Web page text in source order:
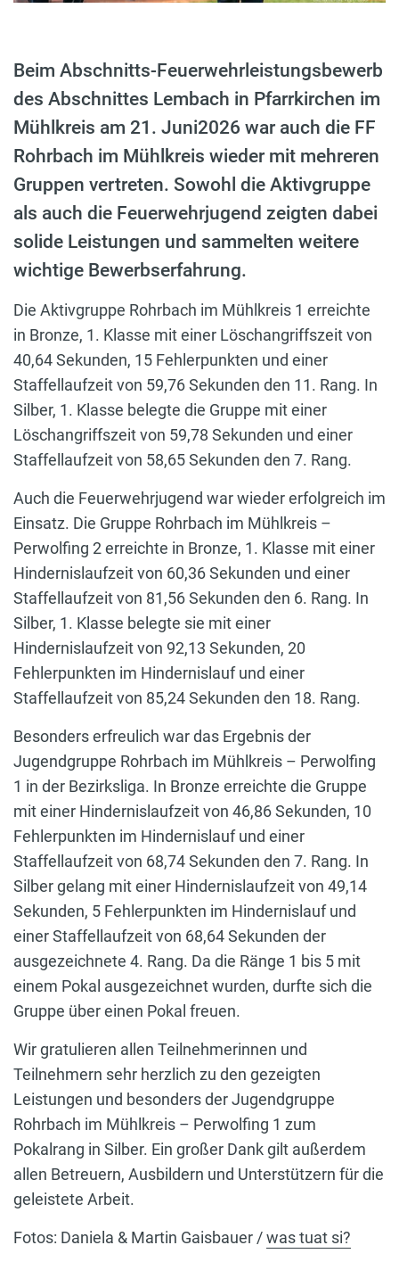
Beim Abschnitts-Feuerwehrleistungsbewerb
des Abschnittes Lembach in Pfarrkirchen im
Mühlkreis am 21. Juni2026 war auch die FF
Rohrbach im Mühlkreis wieder mit mehreren
Gruppen vertreten. Sowohl die Aktivgruppe
als auch die Feuerwehrjugend zeigten dabei
solide Leistungen und sammelten weitere
wichtige Bewerbserfahrung.
Die Aktivgruppe Rohrbach im Mühlkreis 1 erreichte
in Bronze, 1. Klasse mit einer Löschangriffszeit von
40,64 Sekunden, 15 Fehlerpunkten und einer
Staffellaufzeit von 59,76 Sekunden den 11. Rang. In
Silber, 1. Klasse belegte die Gruppe mit einer
Löschangriffszeit von 59,78 Sekunden und einer
Staffellaufzeit von 58,65 Sekunden den 7. Rang.
Auch die Feuerwehrjugend war wieder erfolgreich im
Einsatz. Die Gruppe Rohrbach im Mühlkreis –
Perwolfing 2 erreichte in Bronze, 1. Klasse mit einer
Hindernislaufzeit von 60,36 Sekunden und einer
Staffellaufzeit von 81,56 Sekunden den 6. Rang. In
Silber, 1. Klasse belegte sie mit einer
Hindernislaufzeit von 92,13 Sekunden, 20
Fehlerpunkten im Hindernislauf und einer
Staffellaufzeit von 85,24 Sekunden den 18. Rang.
Besonders erfreulich war das Ergebnis der
Jugendgruppe Rohrbach im Mühlkreis – Perwolfing
1 in der Bezirksliga. In Bronze erreichte die Gruppe
mit einer Hindernislaufzeit von 46,86 Sekunden, 10
Fehlerpunkten im Hindernislauf und einer
Staffellaufzeit von 68,74 Sekunden den 7. Rang. In
Silber gelang mit einer Hindernislaufzeit von 49,14
Sekunden, 5 Fehlerpunkten im Hindernislauf und
einer Staffellaufzeit von 68,64 Sekunden der
ausgezeichnete 4. Rang. Da die Ränge 1 bis 5 mit
einem Pokal ausgezeichnet wurden, durfte sich die
Gruppe über einen Pokal freuen.
Wir gratulieren allen Teilnehmerinnen und
Teilnehmern sehr herzlich zu den gezeigten
Leistungen und besonders der Jugendgruppe
Rohrbach im Mühlkreis – Perwolfing 1 zum
Pokalrang in Silber. Ein großer Dank gilt außerdem
allen Betreuern, Ausbildern und Unterstützern für die
geleistete Arbeit.
Fotos: Daniela & Martin Gaisbauer /was tuat si?